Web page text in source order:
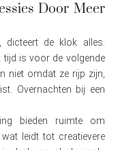
Door Meer
dicteert de klok alles.
is voor de volgende
niet omdat ze rijp zijn,
Overnachten bij een
bieden ruimte om
leidt tot creatievere